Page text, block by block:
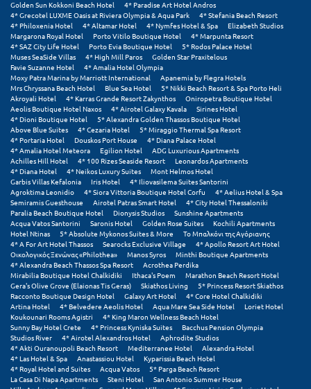
Μέτσοβο
Μήλος
Μονεμβασιά
Μουζάκι
Μπαλί Κρήτης
Μπάνσκο
Μπούκα Μεσσηνίας
Μύκονος
Μυστράς
Μυτιλήνη
Ν
Νάξος
Νάουσα
Ναυπακτία
Ναύπλιο
Golden Sun Kokkoni Beach Hotel
4* Paradise Art Hotel Andros
4* Grecotel LUXME Oasis at Riviera Olympia & Aqua Park
4* Stefania Beach Resort
4* Philoxenia Hotel
4* Altamar Hotel 4* Nymfes Hotel & Spa
Elizabeth Studios
Margarona Royal Hotel
Porto Vitilo Boutique Hotel
4* Marpunta Resort
4* SAZ City Life Hotel
Porto Evia Boutique Hotel
5* Rodos Palace Hotel
Muses SeaSide Villas
4* High Mill Paros
Golden Star Praxitelous
Favie Suzanne Hotel
4* Amalia Hotel Olympia
Moxy Patra Marina by Marriott International
Apanemia by Flegra Hotels
Mrs Chryssana Beach Hotel
Blue Sea Hotel
5* Nikki Beach Resort & Spa Porto Heli
Akroyali Hotel
4* Karras Grande Resort Zakynthos
Oniropetra Boutique Hotel
Aeolis Boutique Hotel Naxos
4* Airotel Galaxy Kavala
Sirines Hotel
4* Dioni Boutique Hotel
5* Alexandra Golden Thassos Boutique Hotel
Above Blue Suites
4* Cezaria Hotel
5* Miraggio Thermal Spa Resort
4* Portaria Hotel
Douskos Port House
4* Diana Palace Hotel
4* Amalia Hotel Meteora
Egilion Hotel
ADG Luxurious Apartments
Achilles Hill Hotel
4* 100 Rizes Seaside Resort
Leonardos Apartments
4* Diana Hotel
4* Neikos Luxury Suites
Mont Helmos Hotel
Garbis Villas Kefalonia
Iris Hotel
4* Iliovasilema Suites Santorini
Agroktima Leonidio
4* Siora Vittoria Boutique Hotel Corfu
4* Aelius Hotel & Spa
Semiramis Guesthouse
Airotel Patras Smart Hotel
4* City Hotel Thessaloniki
Paralia Beach Boutique Hotel
Dionysis Studios
Sunshine Apartments
Acqua Vatos Santorini
Saronis Hotel Golden Rose Suites
Kochili Apartments
Hotel Ntinas
5* Absolute Mykonos Suites & More
Το Μπαλκόνι της Αγόριανης
4* A For Art Hotel Thassos
Searocks Exclusive Village
4* Apollo Resort Art Hotel
Οικολογικός Ξενώνας «Philothea»
Manos Syros
Minthi Boutique Apartments
4* Alexandra Beach Thassos Spa Resort
Acrothea Perdika
Mirabilia Boutique Hotel Chalkidiki
Ithaca's Poem
Marathon Beach Resort Hotel
Gera's Olive Grove (Elaionas Tis Geras)
Skiathos Living
5* Princess Resort Skiathos
Racconto Boutique Design Hotel
Galaxy Art Hotel
4* Core Hotel Chalkidiki
Artina Hotel
4* Belvedere Aeolis Hotel Aqua Mare Sea Side Hotel
Loriet Hotel
Koukounari Rooms Agistri
4* King Maron Wellness Beach Hotel
Sunny Bay Hotel Crete
4* Princess Kyniska Suites
Bacchus Pension Olympia
Studios River
4* Airotel Alexandros Hotel
Aphrodite Studios
4* Akti Ouranoupoli Beach Resort
Mediterranee Hotel
Alexandra Hotel
4* Las Hotel & Spa
Anastassiou Hotel
Kyparissia Beach Hotel
4* Royal Hotel and Suites
Acqua Vatos
5* Parga Beach Resort
La Casa Di Napa Apartments
Steni Hotel
San Antonio Summer House